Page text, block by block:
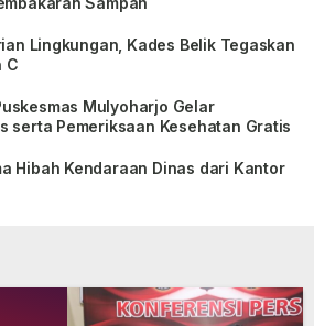
Lingkungan, Kades Belik Tegaskan
C
Mulyoharjo Gelar
serta Pemeriksaan Kesehatan Gratis
Hibah Kendaraan Dinas dari Kantor